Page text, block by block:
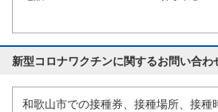
新型コロナワクチンに関するお問い合わ
和歌山市での接種券、接種場所、接種